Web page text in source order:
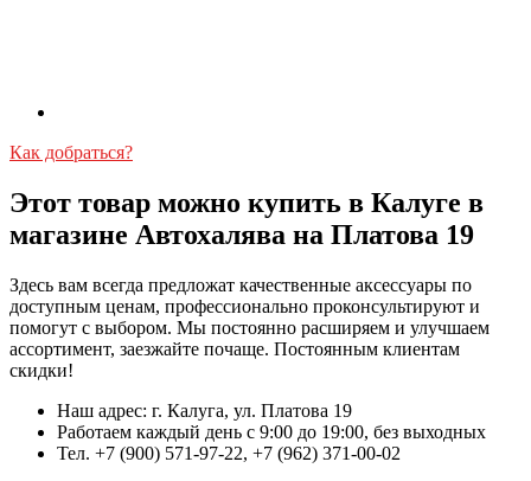
Как добраться?
Этот товар можно купить в Калуге в
магазине Автохалява на Платова 19
Здесь вам всегда предложат качественные аксессуары по
доступным ценам, профессионально проконсультируют и
помогут с выбором. Мы постоянно расширяем и улучшаем
ассортимент, заезжайте почаще. Постоянным клиентам
скидки!
Наш адрес: г. Калуга, ул. Платова 19
Работаем каждый день с 9:00 до 19:00, без выходных
Тел. +7 (900) 571-97-22, +7 (962) 371-00-02